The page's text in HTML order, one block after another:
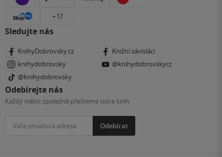
+ 17
Sledujte nás
KnihyDobrovsky.cz
Knižní závisláci
knihydobrovsky
@knihydobrovskycz
@knihydobrovsky
Odebírejte nás
Každý měsíc společně přečteme tisíce knih
Odebírat